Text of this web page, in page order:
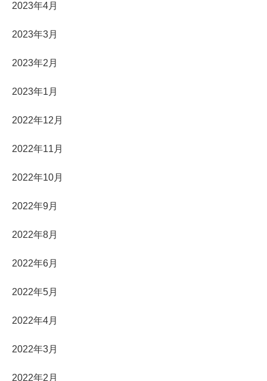
2023年4月
2023年3月
2023年2月
2023年1月
2022年12月
2022年11月
2022年10月
2022年9月
2022年8月
2022年6月
2022年5月
2022年4月
2022年3月
2022年2月